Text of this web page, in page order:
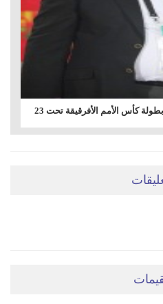
كأس الأمم الأفرقيقة تحت 23